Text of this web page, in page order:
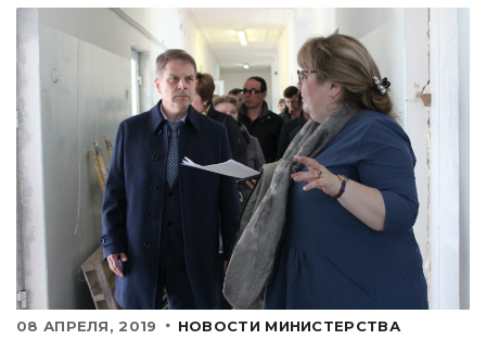
08 АПРЕЛЯ, 2019 НОВОСТИ МИНИСТЕРСТВА